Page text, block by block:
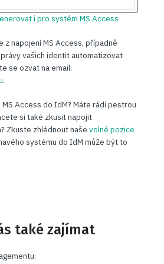
i pro systém MS Access
z napojení MS Access, případně
vašich identit automatizovat
se ozvat na email:
.
Access do IdM? Máte rádi pestrou
si také zkusit napojit
Zkuste zhlédnout naše volné pozice
systému do IdM může být to
také zajímat